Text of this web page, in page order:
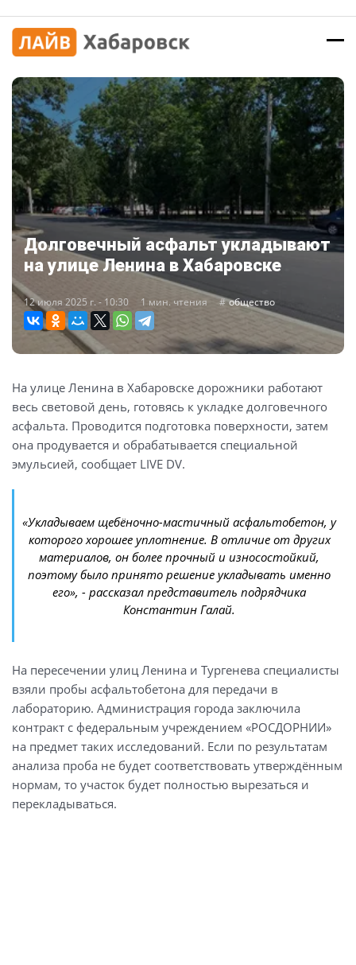
Долговечный асфальт укладывают
на улице Ленина в Хабаровске
12 июля 2025 г. - 10:30 1 мин. чтения общество
На улице Ленина в Хабаровске дорожники работают
весь световой день, готовясь к укладке долговечного
асфальта. Проводится подготовка поверхности, затем
она продувается и обрабатывается специальной
эмульсией, сообщает LIVE DV.
«Укладываем щебёночно-мастичный асфальтобетон, у
которого хорошее уплотнение. В отличие от других
материалов, он более прочный и износостойкий,
поэтому было принято решение укладывать именно
его», - рассказал представитель подрядчика
Константин Галай.
На пересечении улиц Ленина и Тургенева специалисты
взяли пробы асфальтобетона для передачи в
лабораторию. Администрация города заключила
контракт с федеральным учреждением «РОСДОРНИИ»
на предмет таких исследований. Если по результатам
анализа проба не будет соответствовать утверждённым
нормам, то участок будет полностью вырезаться и
перекладываться.